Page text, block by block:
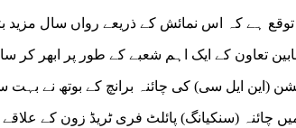
ہے کہ اس نمائش کے ذریعے رواں سال مزید
تعاون کے ایک اہم شعبے کے طور پر ابھر کر
(این ایل سی) کی چائنہ برانچ کے بوتھ نے بہت
کی گہری دلچسپی حاصل کی۔ کمپنی نے باقاعدہ طور پر 2025 میں چائنہ (سنکیانگ) پائلٹ فری ٹریڈ زون کے علاقے